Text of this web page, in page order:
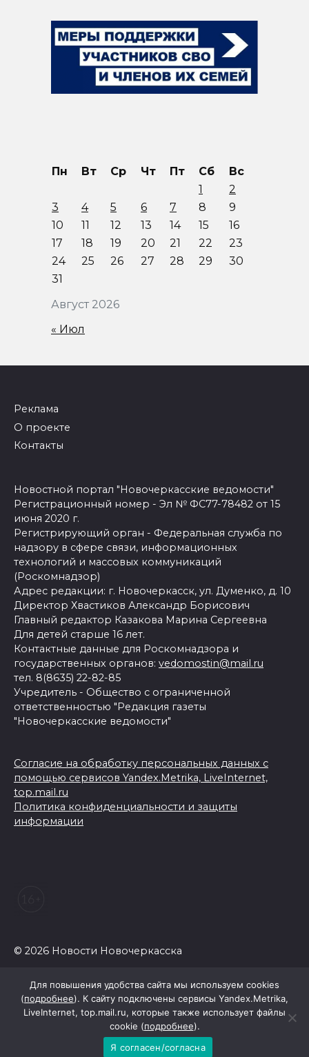
Август 2026
Пн Вт Ср Чт Пт Сб
Вс
1
2
3
4 5 6 7 8
9
10
11 12 13 14 15
16
17
18 19 20 21 22
23
24
25 26 27 28 29
30
31
« Июл
Реклама
О проекте
Контакты
Новостной портал "Новочеркасские ведомости"
Регистрационный номер - Эл № ФС77-78482 от 15
июня 2020 г.
Регистрирующий орган - Федеральная служба по
надзору в сфере связи, информационных
технологий и массовых коммуникаций
(Роскомнадзор)
Адрес редакции: г. Новочеркасск, ул. Думенко, д. 10
Директор Хвастиков Александр Борисович
Главный редактор Казакова Марина Сергеевна
Для детей старше 16 лет.
Контактные данные для Роскомнадзора и
государственных органов: vedomostin@mail.ru
тел. 8(8635) 22-82-85
Учредитель - Общество с ограниченной
ответственностью "Редакция газеты
"Новочеркасские ведомости"
Согласие на обработку персональных данных с
помощью сервисов Yandex.Metrika, LiveInternet,
top.mail.ru
Политика конфиденциальности и защиты
информации
© 2026 Новости Новочеркасска
Для повышения удобства сайта мы используем cookies
(подробнее). К сайту подключены сервисы Yandex.Metrika,
LiveInternet, top.mail.ru, которые также использует файлы
cookie (подробнее).
Я согласен/согласна